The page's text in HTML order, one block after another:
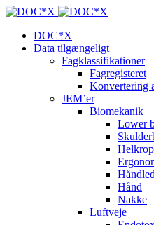
DOC*X
Data tilgængeligt
Fagklassifikationer
Fagregisteret
Konvertering
JEM’er
Biomekanik
Lower
Håndled
Hånd
Nakke
Luftveje